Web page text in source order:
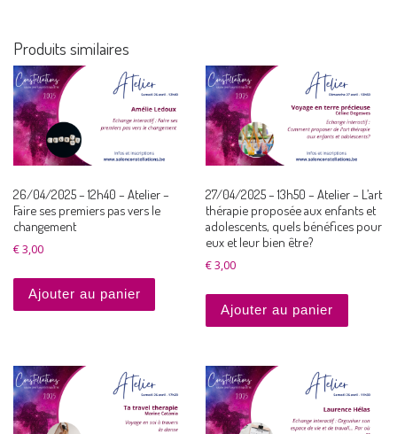
Produits similaires
26/04/2025 – 12h40 – Atelier –
Faire ses premiers pas vers le
changement
€3,00
Ajouter au panier
27/04/2025 – 13h50 – Atelier – L’art
thérapie proposée aux enfants et
adolescents, quels bénéfices pour
eux et leur bien être?
€3,00
Ajouter au panier